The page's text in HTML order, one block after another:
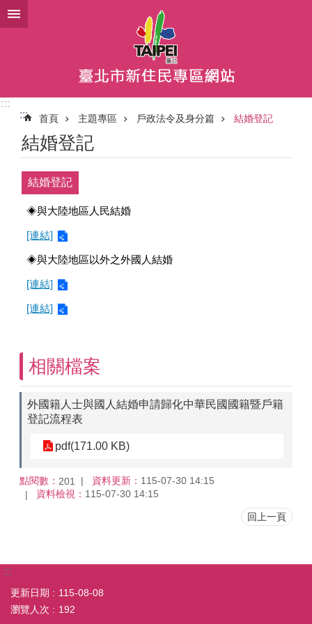
跳到主要內容區塊
:::
:::
首頁 主題專區 戶政法令及身分篇 結婚登記
結婚登記
結婚登記
◈與大陸地區人民結婚
[連結]
◈與大陸地區以外之外國人結婚
[連結]
[連結]
相關檔案
外國籍人士與國人結婚申請歸化中華民國國籍暨戶籍
登記流程表
pdf(171.00 KB)
點閱數： 201 資料更新： 115-07-30 14:15
資料檢視： 115-07-30 14:15
回上一頁
:::
更新日期
115-08-08
瀏覽人次
192